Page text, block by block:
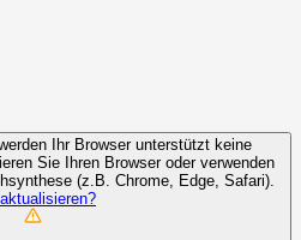
Ihr Browser unterstützt keine
Sie Ihren Browser oder verwenden
(z.B. Chrome, Edge, Safari).